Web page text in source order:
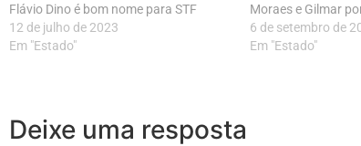
Flávio Dino é bom nome para STF
12 de julho de 2023
Em "Estado"
Moraes e Gilmar
6 de setembro de
Em "Estado"
Deixe uma resposta